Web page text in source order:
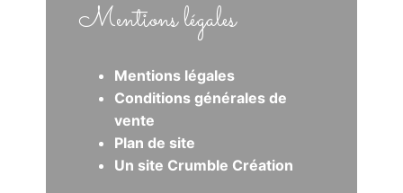
Mentions légales
Mentions légales
Conditions générales de
vente
Plan de site
Un site Crumble Création